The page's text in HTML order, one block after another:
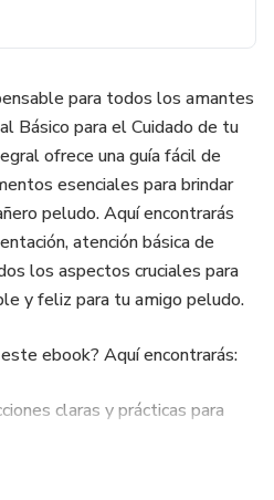
para todos los amantes
Básico para el Cuidado de tu
ofrece una guía fácil de
esenciales para brindar
peludo. Aquí encontrarás
atención básica de
los aspectos cruciales para
y feliz para tu amigo peludo.
ebook? Aquí encontrarás:
claras y prácticas para